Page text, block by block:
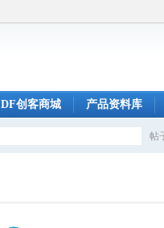
DF创客商城 产品资料库
帖